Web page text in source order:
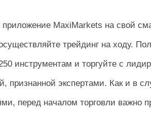
приложение MaxiMarkets на свой
трейдинг на ходу.
инструментам и торгуйте с
признанной экспертами. Как и в
перед началом торговли важно